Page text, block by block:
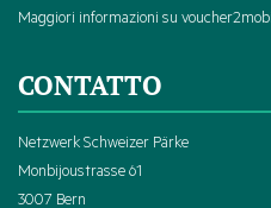
Maggiori informazioni su
CONTATTO
Netzwerk Schweizer Pärke
Monbijoustrasse 61
3007 Bern